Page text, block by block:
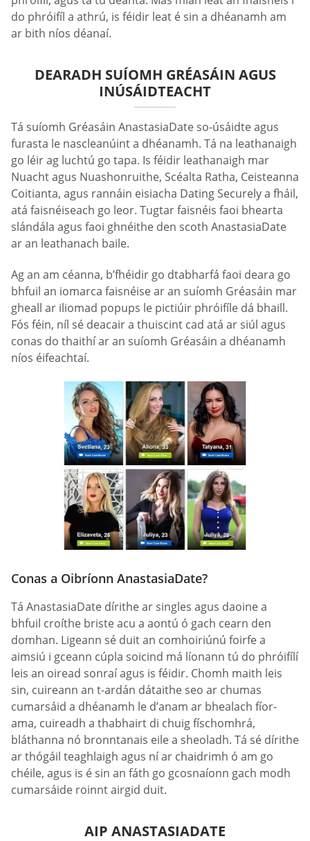
do phróifíl a athrú, is féidir leat é sin a dhéanamh am
ar bith níos déanaí.
DEARADH SUÍOMH GRÉASÁIN AGUS
INÚSÁIDTEACHT
Tá suíomh Gréasáin AnastasiaDate so-úsáidte agus
furasta le nascleanúint a dhéanamh. Tá na leathanaigh
go léir ag luchtú go tapa. Is féidir leathanaigh mar
Nuacht agus Nuashonruithe, Scéalta Ratha, Ceisteanna
Coitianta, agus rannáin eisiacha Dating Securely a fháil,
atá faisnéiseach go leor. Tugtar faisnéis faoi bhearta
slándála agus faoi ghnéithe den scoth AnastasiaDate
ar an leathanach baile.
Ag an am céanna, b’fhéidir go dtabharfá faoi deara go
bhfuil an iomarca faisnéise ar an suíomh Gréasáin mar
gheall ar iliomad popups le pictiúir phróifíle dá bhaill.
Fós féin, níl sé deacair a thuiscint cad atá ar siúl agus
conas do thaithí ar an suíomh Gréasáin a dhéanamh
níos éifeachtaí.
Conas a Oibríonn AnastasiaDate?
Tá AnastasiaDate dírithe ar singles agus daoine a
bhfuil croíthe briste acu a aontú ó gach cearn den
domhan. Ligeann sé duit an comhoiriúnú foirfe a
aimsiú i gceann cúpla soicind má líonann tú do phróifílí
leis an oiread sonraí agus is féidir. Chomh maith leis
sin, cuireann an t-ardán dátaithe seo ar chumas
cumarsáid a dhéanamh le d’anam ar bhealach fíor-
ama, cuireadh a thabhairt di chuig físchomhrá,
bláthanna nó bronntanais eile a sheoladh. Tá sé dírithe
ar thógáil teaghlaigh agus ní ar chaidrimh ó am go
chéile, agus is é sin an fáth go gcosnaíonn gach modh
cumarsáide roinnt airgid duit.
AIP ANASTASIADATE